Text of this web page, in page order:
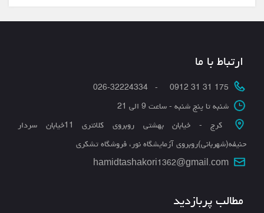
ارتباط با ما
175 31 31 0912 - 026-32224334
شنبه تا پنج شنبه - ساعت 9 الی 21
کرج - خیابان بهشتی روبروی کلانتری 11خیابان سردار
حنیفه(شهربانی)روبروی آزمایشگاه نور، فروشگاه تشکری
hamidtashakori1362@gmail.com
مطالب پربازدید